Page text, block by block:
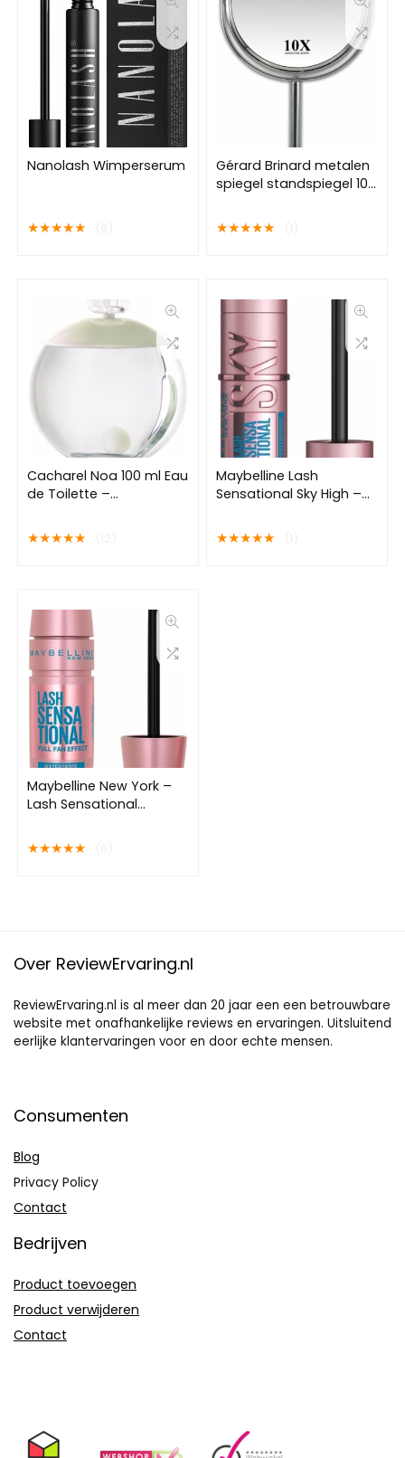
Nanolash Wimperserum
★★★★★
Gérard Brinard metalen
spiegel standspiegel 10x
★★★★★
Cacharel Noa 100 ml Eau
de Toilette –
★★★★★
Maybelline Lash
Sensational Sky High –
Lengte Mascara – 6ml
★★★★★
Maybelline New York –
Lash Sensational
Waterproof – Zwarte
Waterproof Volume
★★★★★
Over ReviewErvaring.nl
ReviewErvaring.nl is al meer dan 20 jaar een een betrouwbare
website met onafhankelijke reviews en ervaringen. Uitsluitend
eerlijke klantervaringen voor en door echte mensen.
Consumenten
Blog
Privacy Policy
Contact
Bedrijven
Product toevoegen
Product verwijderen
Contact